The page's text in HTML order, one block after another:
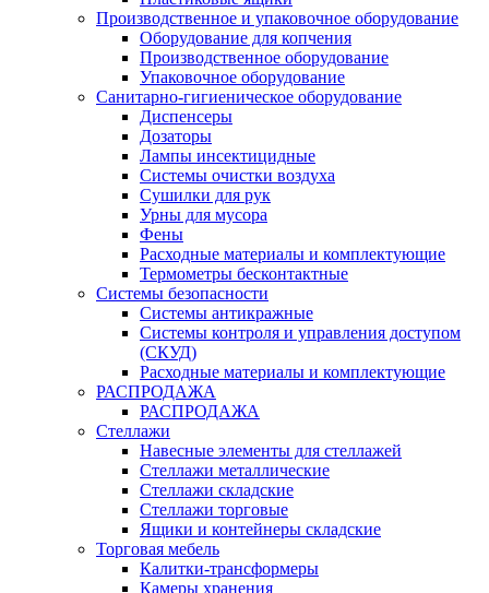
Производственное и упаковочное оборудование
Оборудование для копчения
Производственное оборудование
Упаковочное оборудование
Санитарно-гигиеническое оборудование
Диспенсеры
Дозаторы
Лампы инсектицидные
Системы очистки воздуха
Сушилки для рук
Урны для мусора
Фены
Расходные материалы и комплектующие
Термометры бесконтактные
Системы безопасности
Системы антикражные
Системы контроля и управления доступом
(СКУД)
Расходные материалы и комплектующие
РАСПРОДАЖА
РАСПРОДАЖА
Стеллажи
Навесные элементы для стеллажей
Стеллажи металлические
Стеллажи складские
Стеллажи торговые
Ящики и контейнеры складские
Торговая мебель
Калитки-трансформеры
Камеры хранения